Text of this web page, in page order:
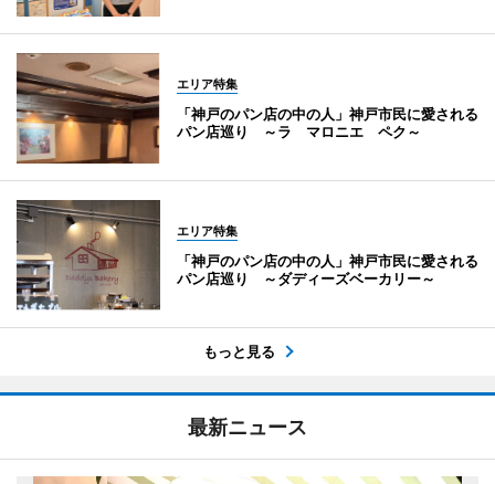
エリア特集
「神戸のパン店の中の人」神戸市民に愛される
パン店巡り ～ラ マロニエ ペク～
エリア特集
「神戸のパン店の中の人」神戸市民に愛される
パン店巡り ～ダディーズベーカリー～
もっと見る
最新ニュース